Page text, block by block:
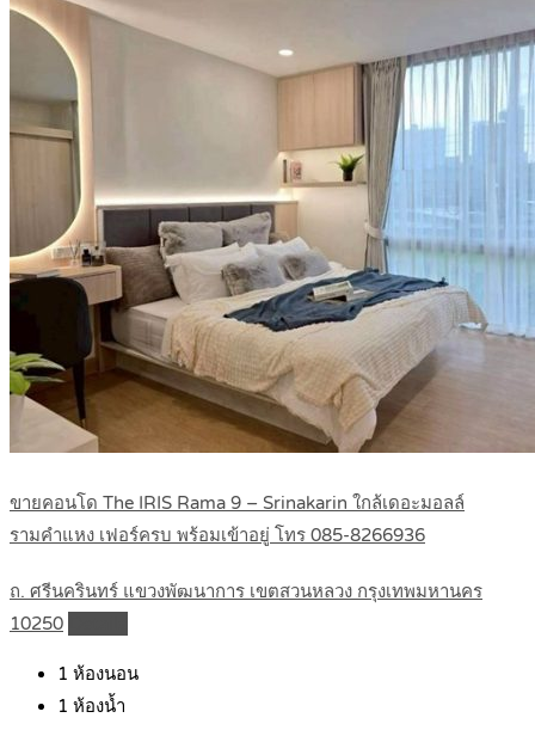
ขายคอนโด The IRIS Rama 9 – Srinakarin ใกล้เดอะมอลล์
รามคำแหง เฟอร์ครบ พร้อมเข้าอยู่ โทร 085-8266936
ถ. ศรีนครินทร์ แขวงพัฒนาการ เขตสวนหลวง กรุงเทพมหานคร
10250
1 ห้องนอน
1 ห้องน้ำ